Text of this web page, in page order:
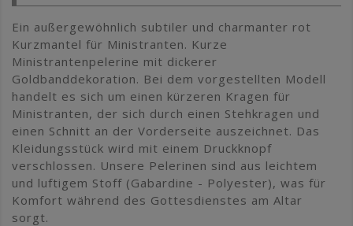
Ein außergewöhnlich subtiler und charmanter rot
Kurzmantel für Ministranten. Kurze
Ministrantenpelerine mit dickerer
Goldbanddekoration. Bei dem vorgestellten Modell
handelt es sich um einen kürzeren Kragen für
Ministranten, der sich durch einen Stehkragen und
einen Schnitt an der Vorderseite auszeichnet. Das
Kleidungsstück wird mit einem Druckknopf
verschlossen. Unsere Pelerinen sind aus leichtem
und luftigem Stoff (Gabardine - Polyester), was für
Komfort während des Gottesdienstes am Altar
sorgt.